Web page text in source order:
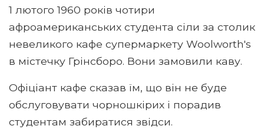
1 лютого 1960 років чотири
афроамериканських студента сіли за столик
невеликого кафе супермаркету Woolworth's
в містечку Грінсборо. Вони замовили каву.
Офіціант кафе сказав їм, що він не буде
обслуговувати чорношкірих і порадив
студентам забиратися звідси.